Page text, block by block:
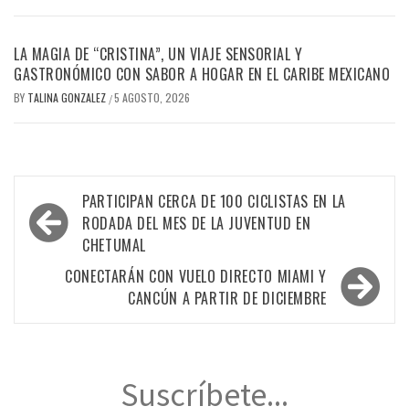
LA MAGIA DE “CRISTINA”, UN VIAJE SENSORIAL Y
GASTRONÓMICO CON SABOR A HOGAR EN EL CARIBE MEXICANO
BY TALINA GONZALEZ /5 AGOSTO, 2026
Navegación
de
entradas
PARTICIPAN CERCA DE 100 CICLISTAS EN LA
RODADA DEL MES DE LA JUVENTUD EN
CHETUMAL
CONECTARÁN CON VUELO DIRECTO MIAMI Y
CANCÚN A PARTIR DE DICIEMBRE
Suscríbete...